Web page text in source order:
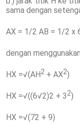
sama dengan
AX = 1/2 AB = 1/2 x
dengan
HX =√(AH2 + AX2)
HX =√((6√2)2 + 32)
HX =√(72 + 9)